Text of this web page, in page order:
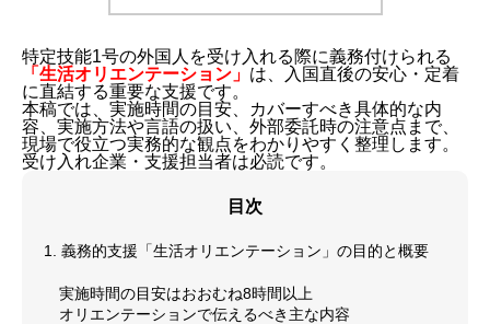
特定技能1号の外国人を受け入れる際に義務付けられる
「生活オリエンテーション」 は、入国直後の安心・定着
に直結する重要な支援です。
本稿では、実施時間の目安、カバーすべき具体的な内
容、実施方法や言語の扱い、外部委託時の注意点まで、
現場で役立つ実務的な観点をわかりやすく整理します。
受け入れ企業・支援担当者は必読です。
目次
1. 義務的支援「生活オリエンテーション」の目的と概要
実施時間の目安はおおむね8時間以上
オリエンテーションで伝えるべき主な内容